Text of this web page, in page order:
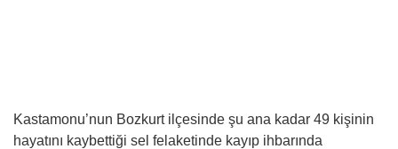
Kastamonu’nun Bozkurt ilçesinde şu ana kadar 49 kişinin
hayatını kaybettiği sel felaketinde kayıp ihbarında